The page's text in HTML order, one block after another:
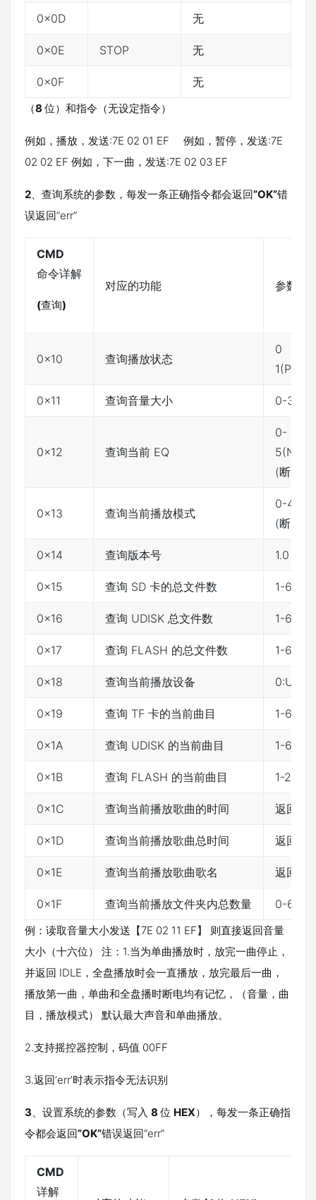
0x0D 无
0x0E STOP 无
0x0F 无
（8 位）和指令（无设定指令）
例如，播放，发送:7E 02 01 EF 例如，暂停，发送:7E
02 02 EF 例如，下一曲，发送:7E 02 03 EF
2、查询系统的参数，每发一条正确指令都会返回”OK”错
误返回”err”
CMD
命令详解
(查询)
对应的功能 参数
0x10 查询播放状态
0 （
0x11 查询音量大小 0-30(
0x12 查询当前 EQ
0-
(断电
0x13 查询当前播放模式
0-
(断电
0x14 查询版本号 1.0
0x15 查询 SD 卡的总文件数 1-
0x16 查询 UDISK 总文件数 1-
0x17 查询 FLASH 的总文件数 1-
0x18 查询当前播放设备 0:USB
0x19 查询 TF 卡的当前曲目 1-
0x1A 查询 UDISK 的当前曲目 1-
0x1B 查询 FLASH 的当前曲目 1-200(
0x1C 查询当前播放歌曲的时间 返回时
0x1D 查询当前播放歌曲总时间 返回时
0x1E 查询当前播放歌曲歌名 返回歌
0x1F 查询当前播放文件夹内总数量 0-
例：读取音量大小发送【7E 02 11 EF】 则直接返回音量
大小（十六位） 注：1.当为单曲播放时，放完一曲停止，
并返回 IDLE，全盘播放时会一直播放，放完最后一曲，
播放第一曲，单曲和全盘播时断电均有记忆，（音量，曲
目，播放模式） 默认最大声音和单曲播放。
2.支持摇控器控制，码值 00FF
3.返回’err’时表示指令无法识别
3、设置系统的参数（写入 8 位 HEX），每发一条正确指
令都会返回”OK”错误返回”err”
CMD
详解